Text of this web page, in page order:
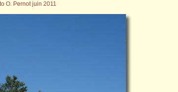
O. Pernot juin 2011